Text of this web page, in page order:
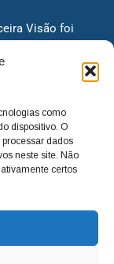
como
dispositivo. O
dados
neste site. Não
certos
Visão foi
só existiam
Nunca
sempre
de melhorias
para casos
6225